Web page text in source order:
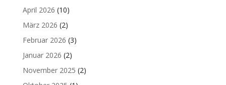
April 2026 (10)
März 2026 (2)
Februar 2026 (3)
Januar 2026 (2)
November 2025 (2)